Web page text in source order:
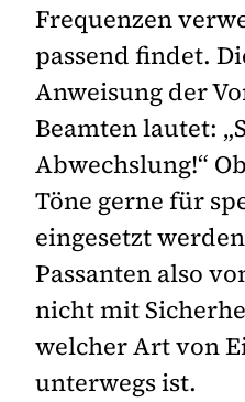
Frequenzen
passend findet.
Anweisung der
Beamten lautet:
Abwechslung!“
Töne gerne für
eingesetzt
Passanten also
nicht mit
welcher Art von
unterwegs ist.